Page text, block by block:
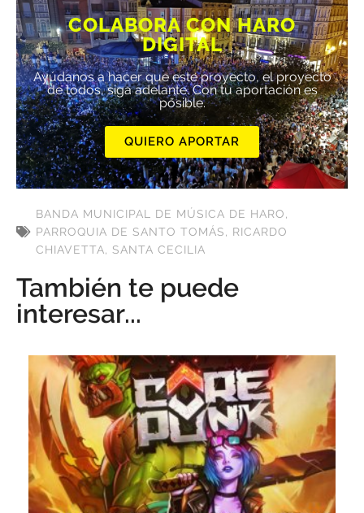
COLABORA CON HARO
DIGITAL
Ayúdanos a hacer que este proyecto, el proyecto
de todos, siga adelante. Con tu aportación es
posible.
QUIERO APORTAR
BANDA MUNICIPAL DE MÚSICA DE HARO,
PARROQUIA DE SANTO TOMÁS, RICARDO
CHIAVETTA, SANTA CECILIA
También te puede
interesar...